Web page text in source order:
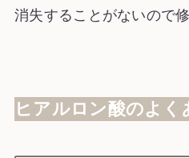
消失することがないので
ヒアルロン酸のよく